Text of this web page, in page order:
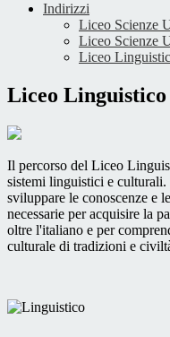
Indirizzi
Liceo Scienze
Liceo Scienze
Liceo
Liceo Linguistico
Il percorso del Liceo
sistemi linguistici e culturali.
sviluppare le conoscenze e
necessarie per acquisire la
oltre l'italiano e per
culturale di tradizioni e